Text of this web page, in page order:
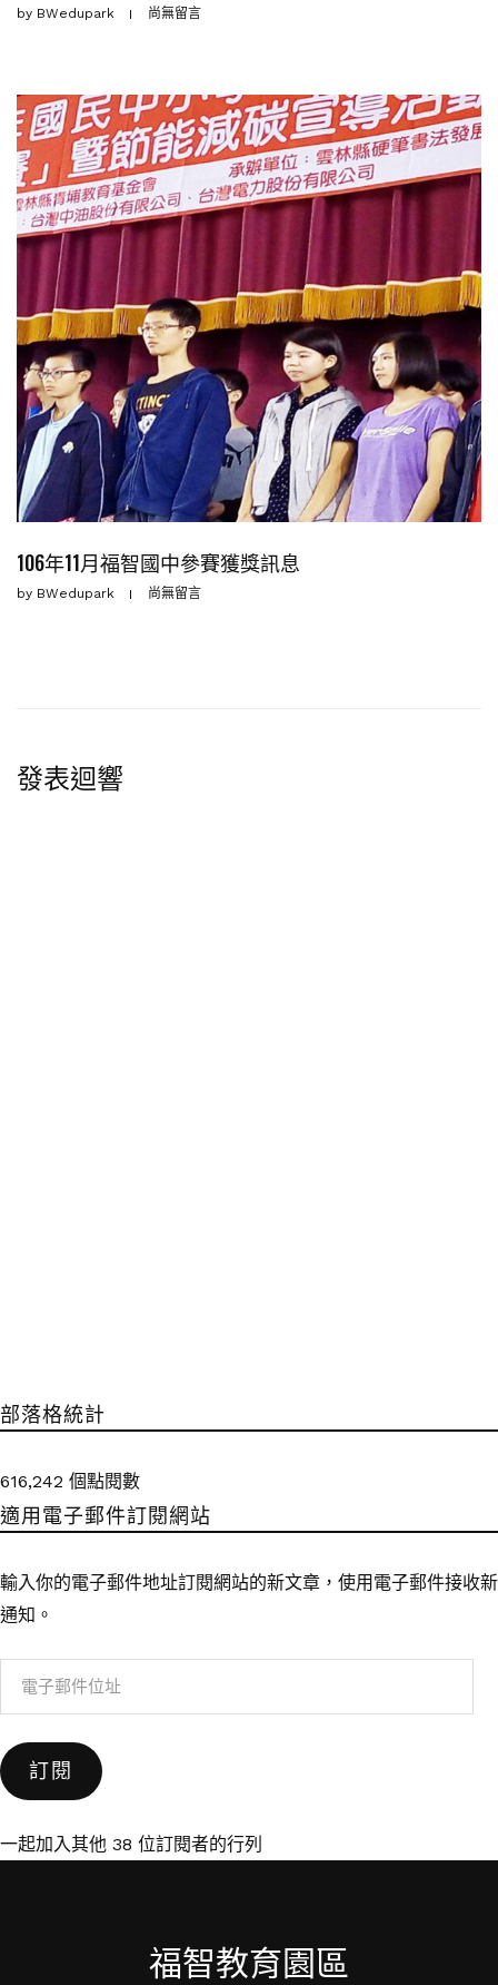
by BWedupark 尚無留言
106年11月福智國中參賽獲獎訊息
by BWedupark 尚無留言
發表迴響
部落格統計
616,242 個點閱數
適用電子郵件訂閱網站
輸入你的電子郵件地址訂閱網站的新文章，使用電子郵件接收新
通知。
件
位
訂閱
一起加入其他 38 位訂閱者的行列
福智教育園區